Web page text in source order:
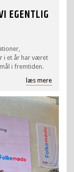
EGENTLIG
i et år har været
i fremtiden.
læs mere